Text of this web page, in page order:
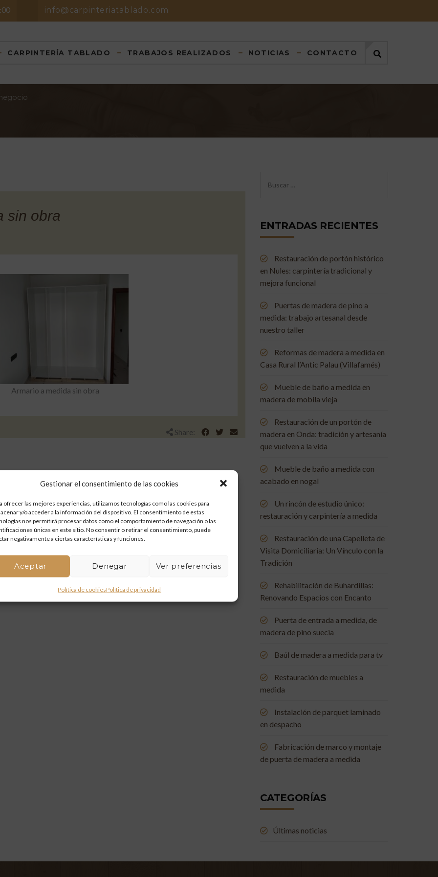
Gestionar el consentimiento de las cookies
ofrecer las mejores experiencias, utilizamos tecnologías como las cookies para
y/o acceder a la información del dispositivo. El consentimiento de estas
nos permitirá procesar datos como el comportamiento de navegación o las
únicas en este sitio. No consentir o retirar el consentimiento, puede
negativamente a ciertas características y funciones.
Aceptar Denegar Ver preferencias
Política de cookiesPolítica de privacidad
info@carpinteriatablado.com
CARPINTERÍA TABLADO TRABAJOS REALIZADOS NOTICIAS CONTACTO
sin obra
Armario a medida sin obra
Share:
ENTRADAS RECIENTES
Restauración de portón histórico
en Nules: carpintería tradicional y
mejora funcional
Puertas de madera de pino a
medida: trabajo artesanal desde
nuestro taller
Reformas de madera a medida en
Casa Rural l’Antic Palau (Villafamés)
Mueble de baño a medida en
madera de mobila vieja
Restauración de un portón de
madera en Onda: tradición y artesanía
que vuelven a la vida
Mueble de baño a medida con
acabado en nogal
Un rincón de estudio único:
restauración y carpintería a medida
Restauración de una Capelleta de
Visita Domiciliaria: Un Vínculo con la
Tradición
Rehabilitación de Buhardillas:
Renovando Espacios con Encanto
Puerta de entrada a medida, de
madera de pino suecia
Baúl de madera a medida para tv
Restauración de muebles a
medida
Instalación de parquet laminado
en despacho
Fabricación de marco y montaje
de puerta de madera a medida
CATEGORÍAS
Últimas noticias